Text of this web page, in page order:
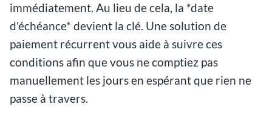
immédiatement. Au lieu de cela, la *date
d'échéance* devient la clé. Une solution de
paiement récurrent vous aide à suivre ces
conditions afin que vous ne comptiez pas
manuellement les jours en espérant que rien ne
passe à travers.